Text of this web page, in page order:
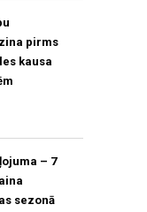
pirms
kausa
– 7
sezonā